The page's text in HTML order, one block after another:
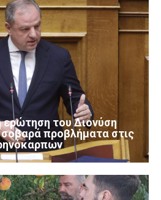
ερώτηση του Διονύση
σοβαρά προβλήματα στις